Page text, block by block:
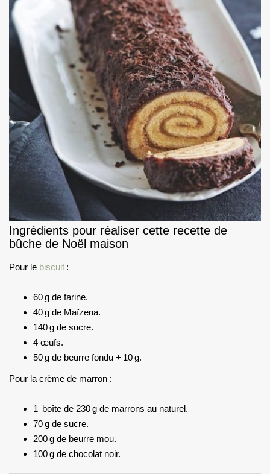
Ingrédients pour réaliser cette recette de
bûche de Noël maison
Pour le biscuit :
60 g de farine.
40 g de Maïzena.
140 g de sucre.
4 œufs.
50 g de beurre fondu + 10 g.
Pour la crème de marron :
1 boîte de 230 g de marrons au naturel.
70 g de sucre.
200 g de beurre mou.
100 g de chocolat noir.